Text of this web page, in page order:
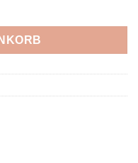
Menge